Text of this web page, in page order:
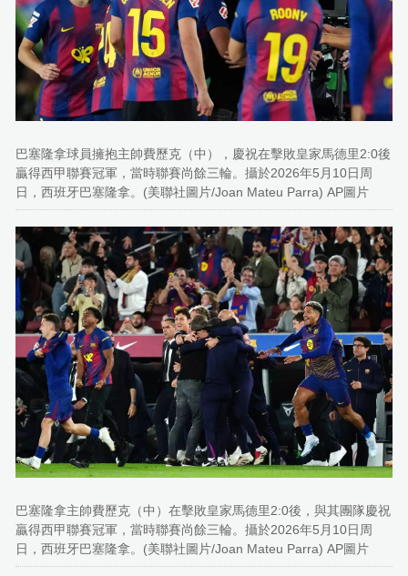
巴塞隆拿球員擁抱主帥費歷克（中），慶祝在擊敗皇家馬德里2:0後
贏得西甲聯賽冠軍，當時聯賽尚餘三輪。攝於2026年5月10日周
日，西班牙巴塞隆拿。(美聯社圖片/Joan Mateu Parra) AP圖片
巴塞隆拿主帥費歷克（中）在擊敗皇家馬德里2:0後，與其團隊慶祝
贏得西甲聯賽冠軍，當時聯賽尚餘三輪。攝於2026年5月10日周
日，西班牙巴塞隆拿。(美聯社圖片/Joan Mateu Parra) AP圖片